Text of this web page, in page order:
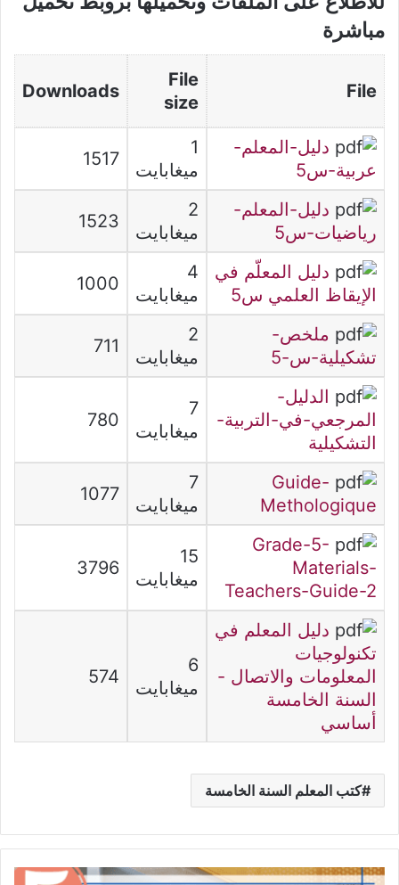
مباشرة
File
File
size
Downloads
دليل-المعلم-
عربية-س5
1
ميغابايت
1517
دليل-المعلم-
رياضيات-س5
2
ميغابايت
1523
دليل المعلّم في
الإيقاظ العلمي س5
4
ميغابايت
1000
ملخص-
تشكيلية-س-5
2
ميغابايت
711
الدليل-
المرجعي-في-التربية-
التشكيلية
7
ميغابايت
780
Guide-
Methologique
7
ميغابايت
1077
Grade-5-
Materials-
Teachers-Guide-2
15
ميغابايت
3796
دليل المعلم في
تكنولوجيات
المعلومات والاتصال -
السنة الخامسة
أساسي
6
ميغابايت
574
كتب المعلم السنة الخامسة
مخططات